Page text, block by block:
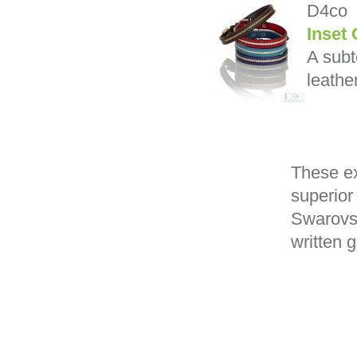
D4co
Inset
A
These
written